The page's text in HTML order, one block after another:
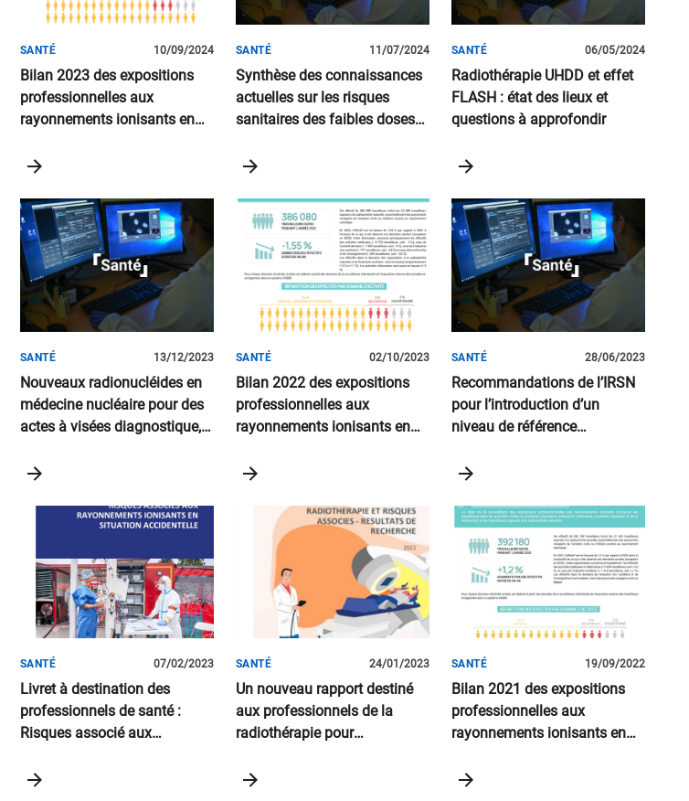
Bilan 2023 des expositions
professionnelles aux
rayonnements ionisants en
SANTÉ 10/09/2024
Synthèse des connaissances
actuelles sur les risques
sanitaires des faibles doses
SANTÉ 11/07/2024
Radiothérapie UHDD et effet
FLASH : état des lieux et
questions à approfondir
SANTÉ 06/05/2024
Nouveaux radionucléides en
médecine nucléaire pour des
actes à visées diagnostique,
SANTÉ 13/12/2023
Bilan 2022 des expositions
professionnelles aux
rayonnements ionisants en
SANTÉ 02/10/2023
Recommandations de l’IRSN
pour l’introduction d’un
niveau de référence
imagerie médicale – CBCT
SANTÉ 28/06/2023
Livret à destination des
professionnels de santé :
Risques associé aux
situation accidentelle
SANTÉ 07/02/2023
Un nouveau rapport destiné
aux professionnels de la
radiothérapie pour
changement technique
SANTÉ 24/01/2023
Bilan 2021 des expositions
professionnelles aux
rayonnements ionisants en
SANTÉ 19/09/2022